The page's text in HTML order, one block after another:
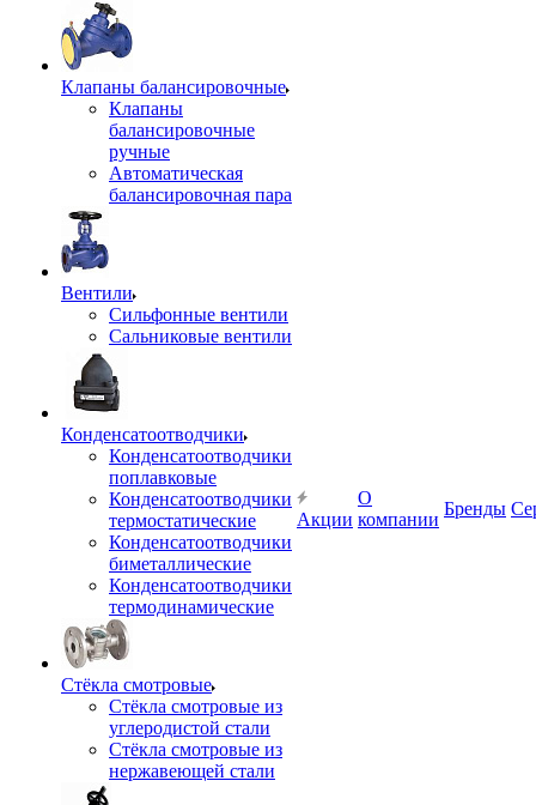
Клапаны балансировочные
Клапаны
балансировочные
ручные
Автоматическая
балансировочная пара
Вентили
Сильфонные вентили
Сальниковые вентили
Конденсатоотводчики
Конденсатоотводчики
поплавковые
Конденсатоотводчики
термостатические
Конденсатоотводчики
биметаллические
Конденсатоотводчики
термодинамические
Стёкла смотровые
Стёкла смотровые из
углеродистой стали
Стёкла смотровые из
нержавеющей стали
Акции
О
компании
Бренды